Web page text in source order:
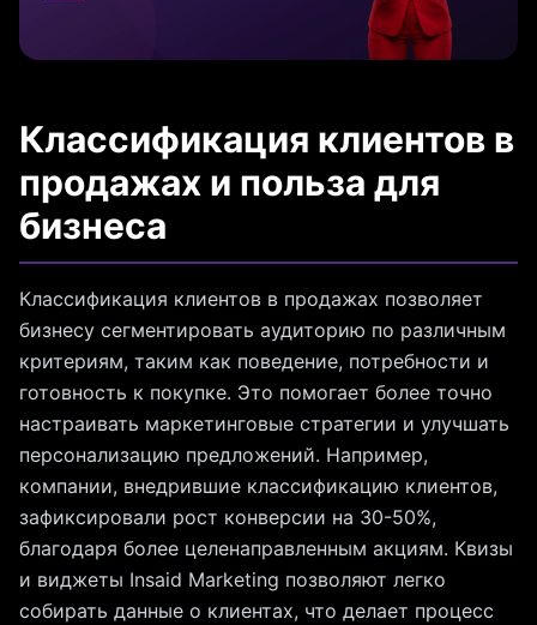
Классификация клиентов в
продажах и польза для
бизнеса
Классификация клиентов в продажах позволяет
бизнесу сегментировать аудиторию по различным
критериям, таким как поведение, потребности и
готовность к покупке. Это помогает более точно
настраивать маркетинговые стратегии и улучшать
персонализацию предложений. Например,
компании, внедрившие классификацию клиентов,
зафиксировали рост конверсии на 30-50%,
благодаря более целенаправленным акциям. Квизы
и виджеты Insaid Marketing позволяют легко
собирать данные о клиентах, что делает процесс